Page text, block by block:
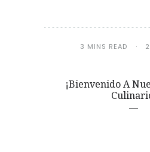
3 MINS READ
¡Bienvenido A